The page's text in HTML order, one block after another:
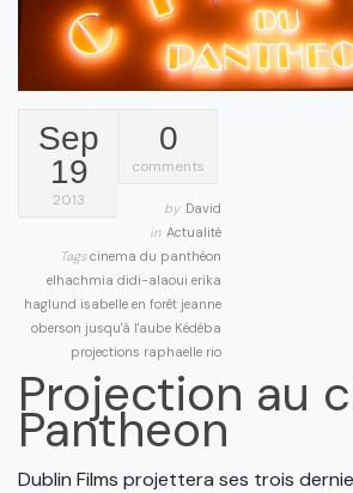
Sep
19
2013
0
comments
by David
in Actualité
Tagscinema du panthéon
elhachmia didi-alaoui erika
haglund isabelle en forêt jeanne
oberson jusqu'à l'aube Kédéba
projections raphaelle rio
Projection au
Pantheon
Dublin Films projettera ses trois